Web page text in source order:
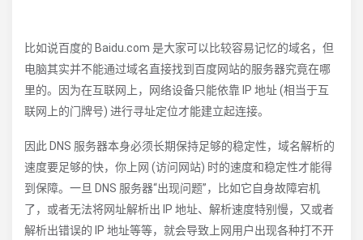
比如说百度的 Baidu.com 是大家可以比较容易记忆的域名，但
电脑其实并不能通过域名直接找到百度网站的服务器究竟在哪
里的。因为在互联网上，网络设备只能依靠 IP 地址 (相当于互
联网上的门牌号) 进行寻址定位才能建立起连接。
因此 DNS 服务器本身必须长期保持足够的稳定性，域名解析的
速度要足够的快，你上网 (访问网站) 时的速度和稳定性才能得
到保障。一旦 DNS 服务器“出现问题”，比如它自身故障宕机
了，或者无法将网址解析出 IP 地址、解析速度特别慢，又或者
解析出错误的 IP 地址等等，就会导致上网用户出现各种打不开